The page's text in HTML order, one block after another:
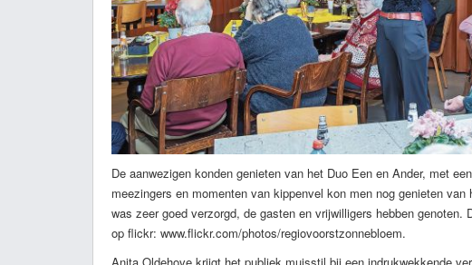
De aanwezigen konden genieten van het Duo Een en Ander, met
meezingers en momenten van kippenvel kon men nog genieten
was zeer goed verzorgd, de gasten en vrijwilligers hebben genoten.
op flickr: www.flickr.com/photos/regiovoorstzonnebloem.